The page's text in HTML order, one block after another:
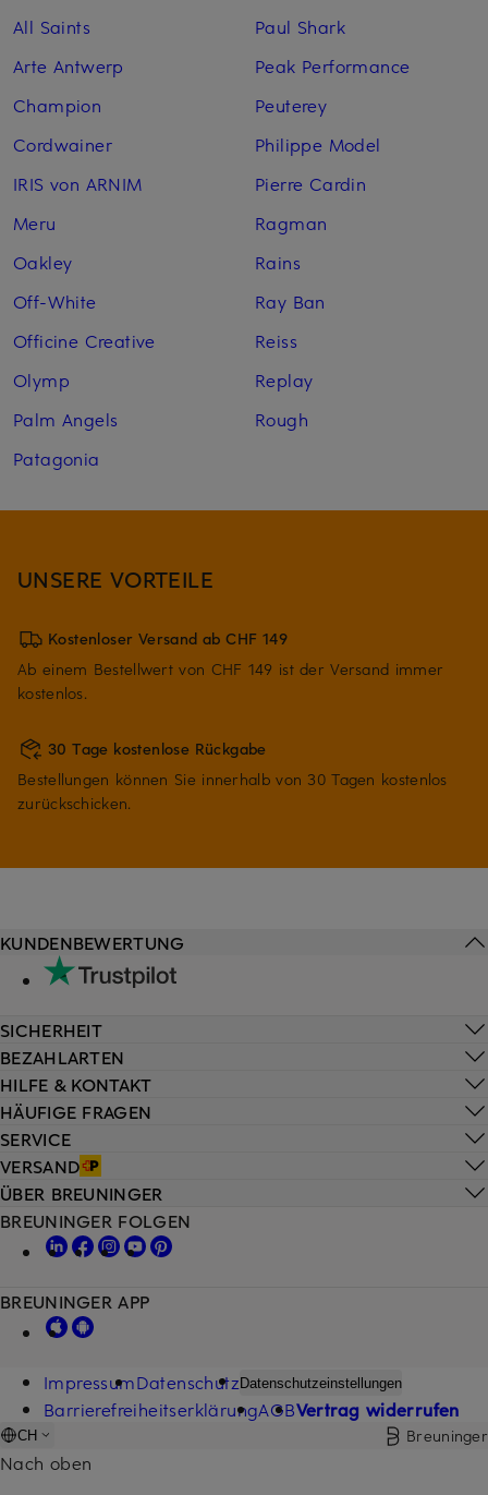
All Saints
Arte Antwerp
Champion
Cordwainer
IRIS von ARNIM
Meru
Oakley
Off-White
Officine Creative
Olymp
Palm Angels
Patagonia
Paul Shark
Peak Performance
Peuterey
Philippe Model
Pierre Cardin
Ragman
Rains
Ray Ban
Reiss
Replay
Rough
UNSERE VORTEILE
Kostenloser Versand ab CHF 149
Ab einem Bestellwert von CHF 149 ist der Versand immer
kostenlos.
30 Tage kostenlose Rückgabe
Bestellungen können Sie innerhalb von 30 Tagen kostenlos
zurückschicken.
HILFE & KONTAKT
HÄUFIGE FRAGEN
SERVICE
VERSAND
KUNDENBEWERTUNG
SICHERHEIT
BEZAHLARTEN
ÜBER BREUNINGER
BREUNINGER FOLGEN
BREUNINGER APP
ImpressumDatenschutzDatenschutzeinstellungen
BarrierefreiheitserklärungAGBVertrag widerrufen
CH Breuninger
Nach oben